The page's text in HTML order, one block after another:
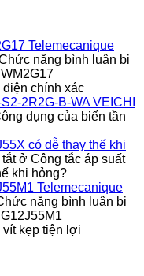
Telemecanique
năng bình luận bị
điện chính xác
2R2G-B-WA VEICHI
dụng của biến tần
có dễ thay thế khi
ở Công tắc áp suất
khi hỏng?
Telemecanique
năng bình luận bị
vít kẹp tiện lợi